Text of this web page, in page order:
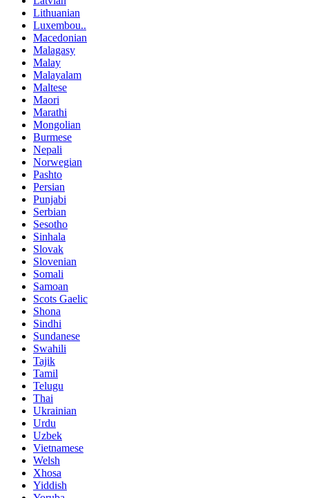
Lithuanian
Luxembou..
Macedonian
Malagasy
Malay
Malayalam
Maltese
Maori
Marathi
Mongolian
Burmese
Nepali
Norwegian
Pashto
Persian
Punjabi
Serbian
Sesotho
Sinhala
Slovak
Slovenian
Somali
Samoan
Scots Gaelic
Shona
Sindhi
Sundanese
Swahili
Tajik
Tamil
Telugu
Thai
Ukrainian
Urdu
Uzbek
Vietnamese
Welsh
Xhosa
Yiddish